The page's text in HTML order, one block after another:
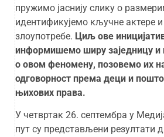
пружимо јаснију слику о
идентификујемо кључне актере
злоупотребе. Циљ ове
информишемо ширу заједницу и
о овом феномену, позовемо их
одговорност према деци и
њихових права.
У четвртак 26. септембра у
пут су представљени резултати